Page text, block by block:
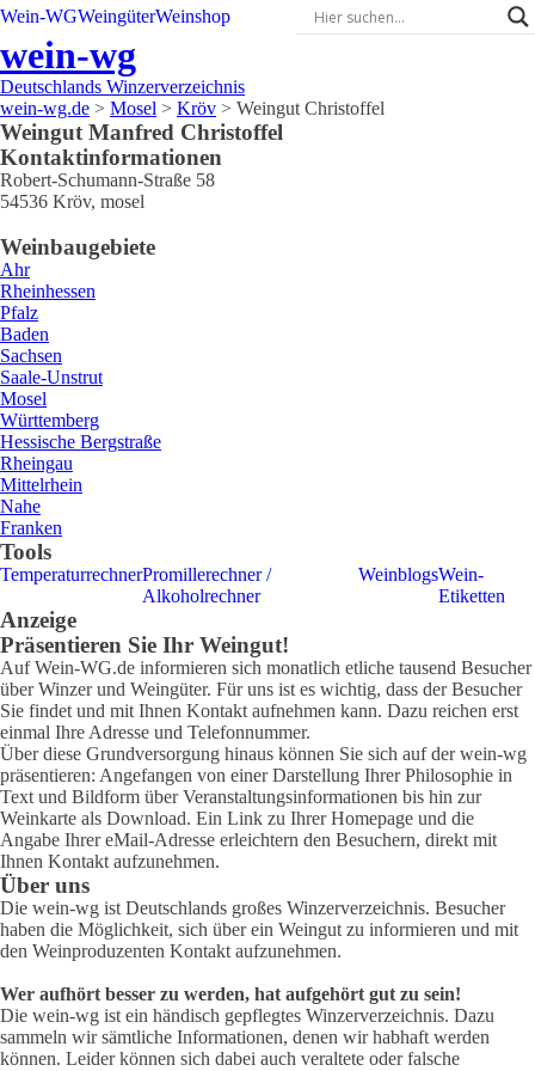
Wein-WGWeingüterWeinshop
wein-wg
Deutschlands Winzerverzeichnis
wein-wg.de > Mosel > Kröv > Weingut Christoffel
Weingut Manfred Christoffel
Kontaktinformationen
Robert-Schumann-Straße 58
54536 Kröv, mosel
Weinbaugebiete
Ahr
Rheinhessen
Pfalz
Baden
Sachsen
Saale-Unstrut
Mosel
Württemberg
Hessische Bergstraße
Rheingau
Mittelrhein
Nahe
Franken
Tools
TemperaturrechnerPromillerechner /
Alkoholrechner
WeinblogsWein-
Etiketten
Anzeige
Präsentieren Sie Ihr Weingut!
Auf Wein-WG.de informieren sich monatlich etliche tausend Besucher
über Winzer und Weingüter. Für uns ist es wichtig, dass der Besucher
Sie findet und mit Ihnen Kontakt aufnehmen kann. Dazu reichen erst
einmal Ihre Adresse und Telefonnummer.
Über diese Grundversorgung hinaus können Sie sich auf der wein-wg
präsentieren: Angefangen von einer Darstellung Ihrer Philosophie in
Text und Bildform über Veranstaltungsinformationen bis hin zur
Weinkarte als Download. Ein Link zu Ihrer Homepage und die
Angabe Ihrer eMail-Adresse erleichtern den Besuchern, direkt mit
Ihnen Kontakt aufzunehmen.
Über uns
Die wein-wg ist Deutschlands großes Winzerverzeichnis. Besucher
haben die Möglichkeit, sich über ein Weingut zu informieren und mit
den Weinproduzenten Kontakt aufzunehmen.
Wer aufhört besser zu werden, hat aufgehört gut zu sein!
Die wein-wg ist ein händisch gepflegtes Winzerverzeichnis. Dazu
sammeln wir sämtliche Informationen, denen wir habhaft werden
können. Leider können sich dabei auch veraltete oder falsche